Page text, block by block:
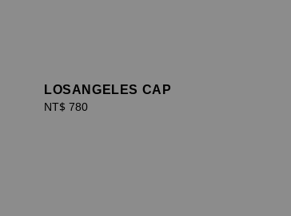
LOSANGELES CAP
Regular
NT$ 780